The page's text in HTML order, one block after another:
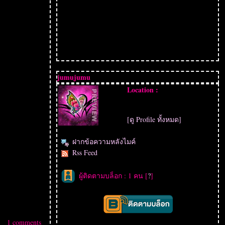
1 comments
jumujumu
Location :
[ดู Profile ทั้งหมด]
ฝากข้อความหลังไมค์
Rss Feed
ผู้ติดตามบล็อก : 1 คน [?]